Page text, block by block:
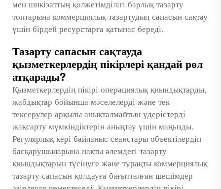
мен шикізаттың қолжетімділігі барлық тазарту
топтарына коммерциялық тазартудың сапасын сақтау
үшін бірдей ресурстарға қатынас береді.
Тазарту сапасын сақтауда
қызметкерлердің пікірлері қандай рөл
атқарады?
Қызметкерлердің пікірі операциялық қиындықтарды,
жабдықтар бойынша мәселелерді және тек
тексерулер арқылы анықталмайтын үдерістерді
жақсарту мүмкіндіктерін анықтау үшін маңызды.
Регулярлық кері байланыс сеанстары объектілердің
басқарушыларына нақты әлемдегі тазарту
қиындықтарын түсінуге және тұрақты коммерциялық
тазарту сапасын қолдауға бағытталған шешімдер